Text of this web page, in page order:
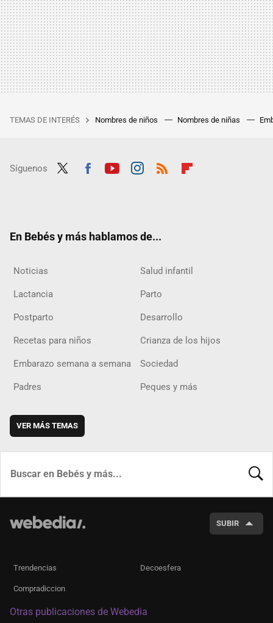
TEMAS DE INTERÉS Nombres de niños Nombres de niñas
Síguenos
En Bebés y más hablamos de...
Noticias Salud infantil
Lactancia Parto
Postparto Desarrollo
Recetas para niños Crianza de los hijos
Embarazo semana a semana Sociedad
Padres Peques y más
VER MÁS TEMAS
SUBIR
Trendencias Decoesfera
Compradiccion
Otras publicaciones de Webedia